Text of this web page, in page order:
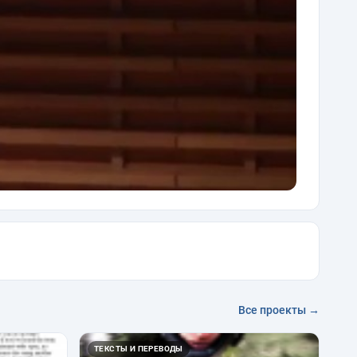
Все проекты →
ТЕКСТЫ И ПЕРЕВОДЫ